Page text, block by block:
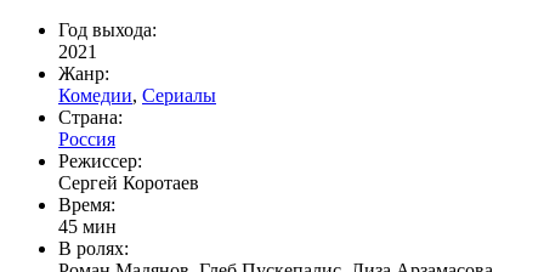
Год выхода:
2021
Жанр:
Комедии, Сериалы
Страна:
Россия
Режиссер:
Сергей Коротаев
Время:
45 мин
В ролях: